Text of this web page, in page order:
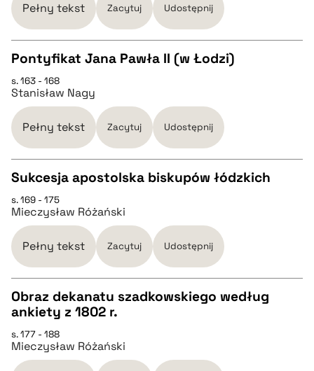
BIBTEX
Pełny tekst Zacytuj Udostępnij
CZYSTY TEKST
pobierz cytat
BIBTEX
pobierz cytat
Pontyfikat Jana Pawła II (w Łodzi)
s. 163 - 168
Stanisław Nagy
Pełny tekst Zacytuj Udostępnij
CZYSTY TEKST
pobierz cytat
BIBTEX
Sukcesja apostolska biskupów łódzkich
s. 169 - 175
Mieczysław Różański
Pełny tekst Zacytuj Udostępnij
CZYSTY TEKST
pobierz cytat
Obraz dekanatu szadkowskiego według
ankiety z 1802 r.
s. 177 - 188
Mieczysław Różański